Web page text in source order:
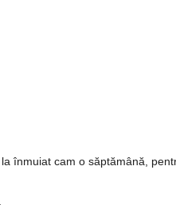
înmuiat cam o săptămână,